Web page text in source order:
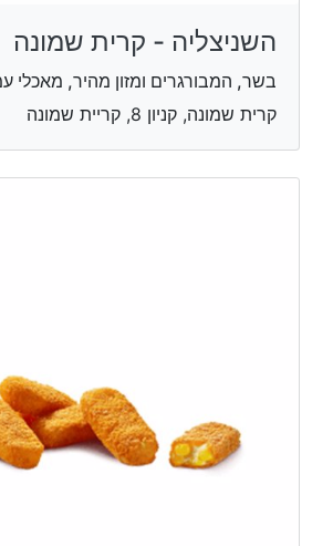
השניצליה - קרית שמונה
בשר, המבורגרים ומזון מהיר, מאכלי
קרית שמונה, קניון 8, קריית שמונה